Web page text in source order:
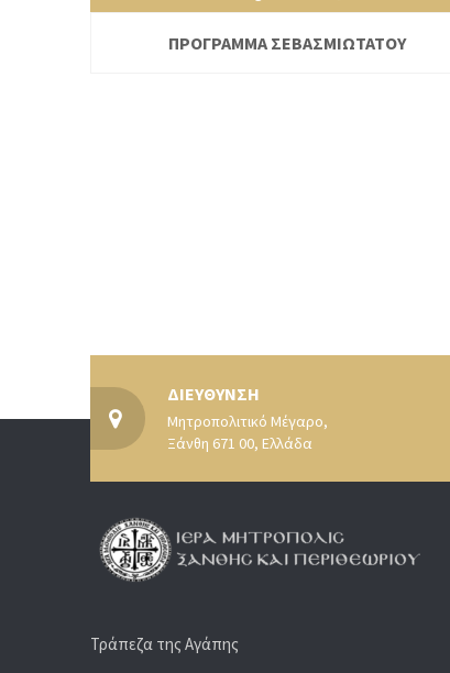
ΠΡΟΓΡΑΜΜΑ ΣΕΒΑΣΜΙΩΤΑΤΟΥ
ΔΙΕΥΘΥΝΣΗ
Μητροπολιτικό Μέγαρο,
Ξάνθη 671 00, Ελλάδα
Τράπεζα της Αγάπης